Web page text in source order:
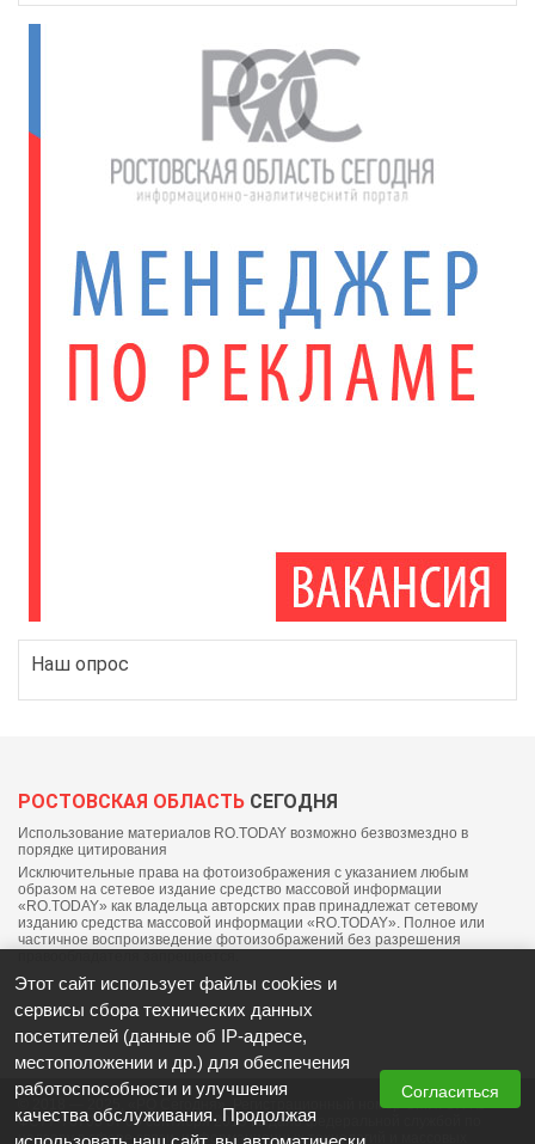
Наш опрос
РОСТОВСКАЯ ОБЛАСТЬ СЕГОДНЯ
Использование материалов RO.TODAY возможно безвозмездно в
порядке цитирования
Исключительные права на фотоизображения с указанием любым
образом на сетевое издание средство массовой информации
«RO.TODAY» как владельца авторских прав принадлежат сетевому
изданию средства массовой информации «RO.TODAY». Полное или
частичное воспроизведение фотоизображений без разрешения
© 2018 — 2025, «РО Сегодня». Регистрационный номер СМИ: ЭЛ №
ФС77-76703 от 06 сентября 2019 выдано федеральной службой по
надзору в сфере связи, информационных технологий и массовых
Этот сайт использует файлы cookies и
сервисы сбора технических данных
посетителей (данные об IP-адресе,
местоположении и др.) для обеспечения
работоспособности и улучшения
качества обслуживания. Продолжая
Согласиться